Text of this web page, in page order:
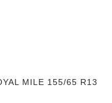
MILE 155/65 R13